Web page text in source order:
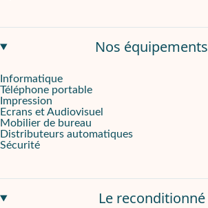
Nos équipements
Informatique
Téléphone portable
Impression
Ecrans et Audiovisuel
Mobilier de bureau
Distributeurs automatiques
Sécurité
Le reconditionné